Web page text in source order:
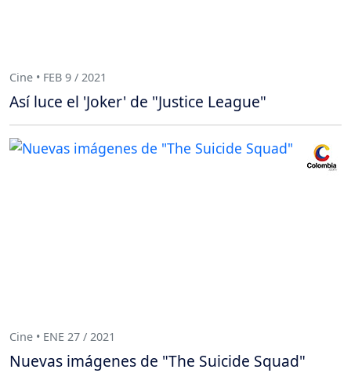
Cine • FEB 9 / 2021
Así luce el 'Joker' de "Justice League"
Cine • ENE 27 / 2021
Nuevas imágenes de "The Suicide Squad"